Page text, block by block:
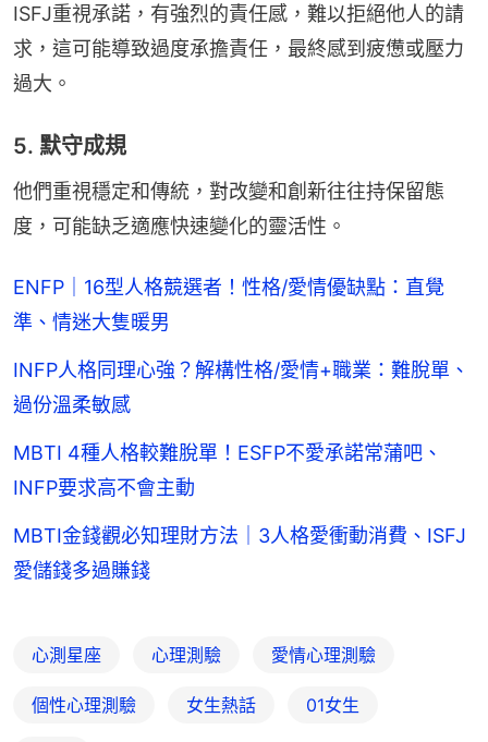
ISFJ重視承諾，有強烈的責任感，難以拒絕他人的請
求，這可能導致過度承擔責任，最終感到疲憊或壓力
過大。
5. 默守成規
他們重視穩定和傳統，對改變和創新往往持保留態
度，可能缺乏適應快速變化的靈活性。
ENFP｜16型人格競選者！性格/愛情優缺點：直覺
準、情迷大隻暖男
INFP人格同理心強？解構性格/愛情+職業：難脫單、
過份溫柔敏感
MBTI 4種人格較難脫單！ESFP不愛承諾常蒲吧、
INFP要求高不會主動
MBTI金錢觀必知理財方法｜3人格愛衝動消費、ISFJ
愛儲錢多過賺錢
心測星座 心理測驗 愛情心理測驗
個性心理測驗 女生熱話 01女生